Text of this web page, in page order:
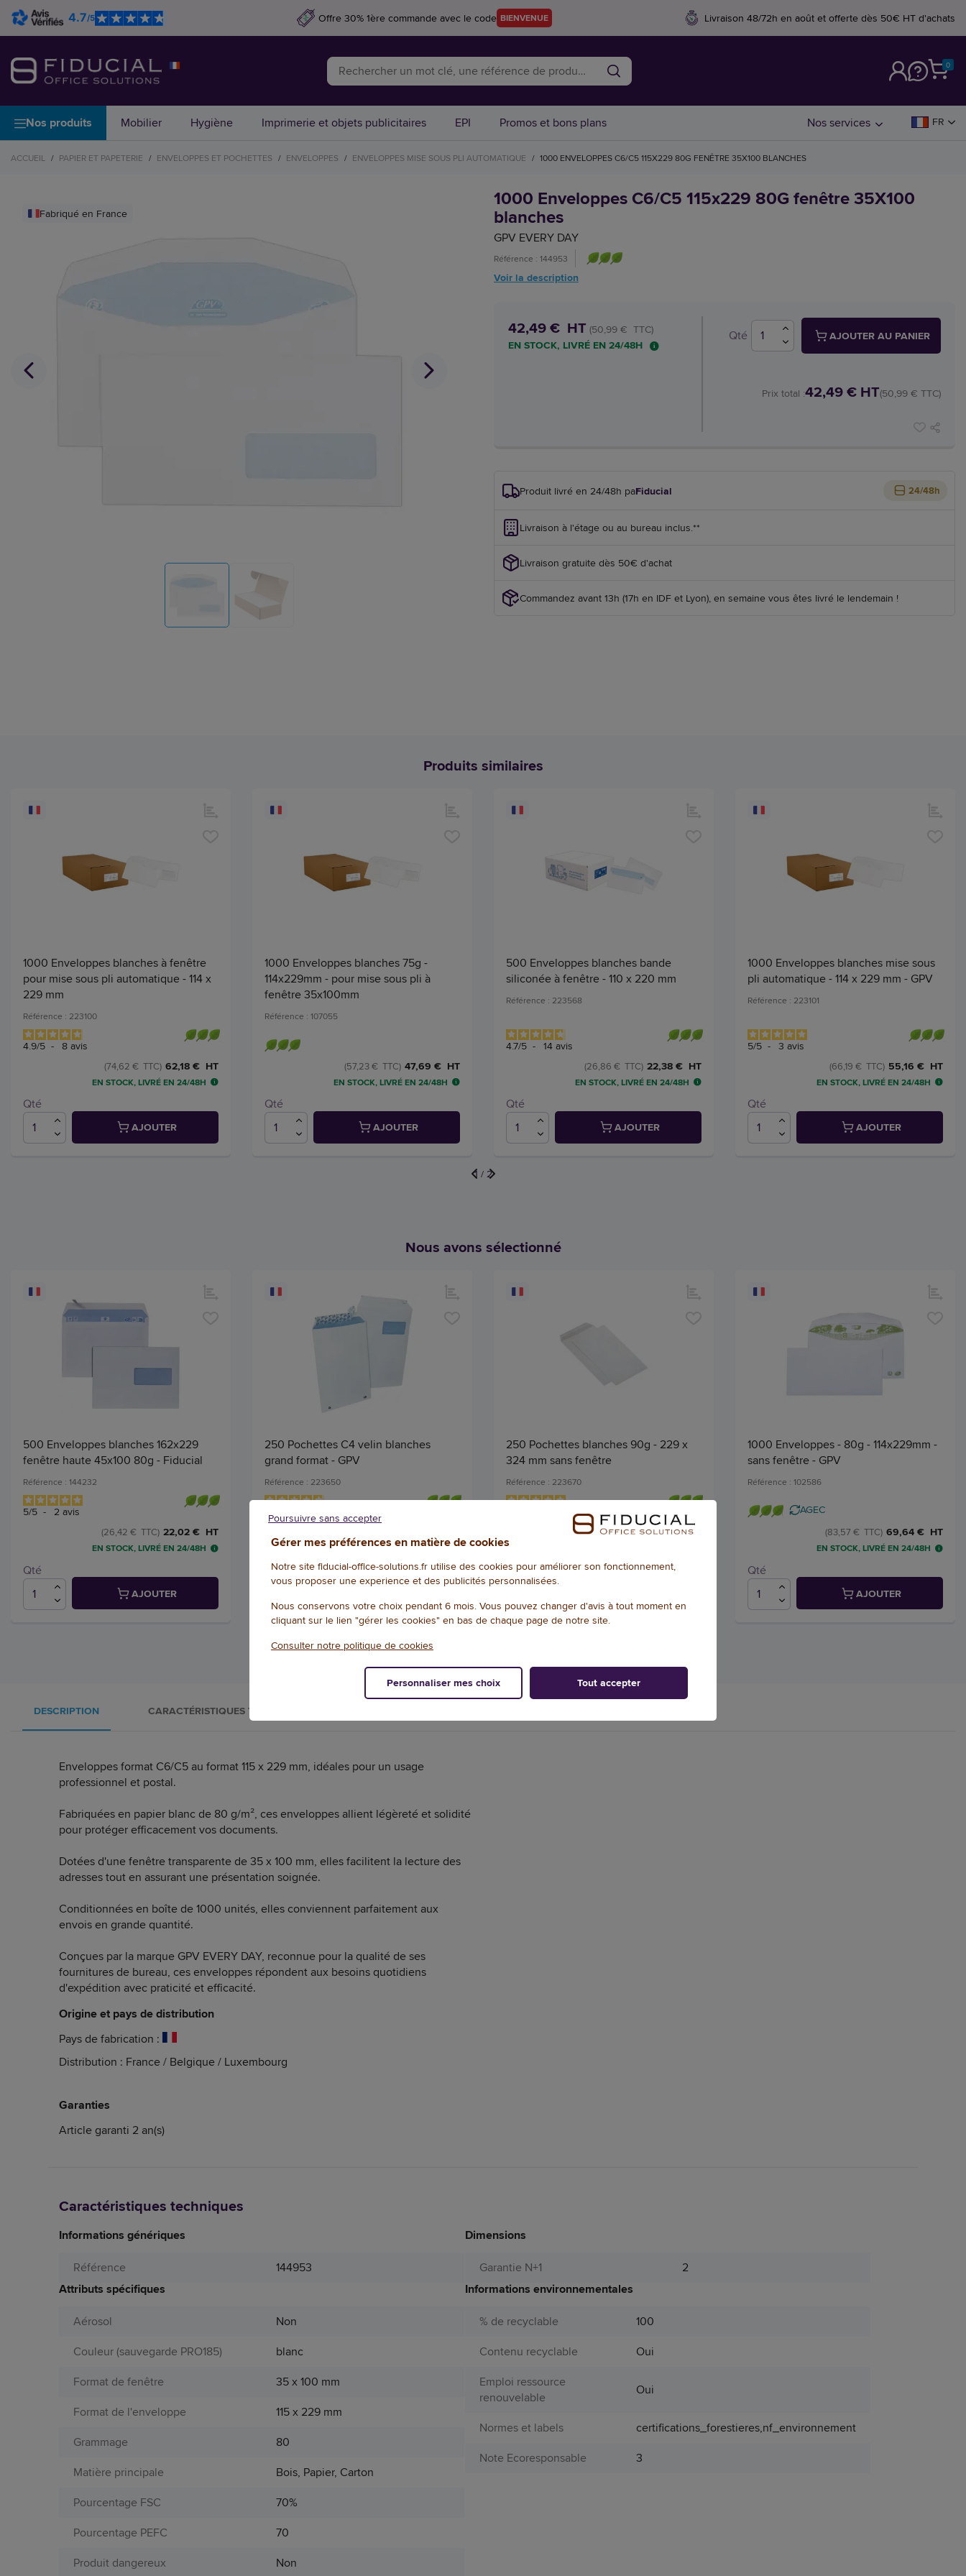
4.7/5 Offre 30% 1ère commande avec le code BIENVENUE Livraison 48/72h en août et offerte dès 50€ HT d'achats
0
Nos produits Mobilier Hygiène Imprimerie et objets publicitaires EPI Promos et bons plans Nos services FR
ACCUEIL / PAPIER ET PAPETERIE / ENVELOPPES ET POCHETTES / ENVELOPPES / ENVELOPPES MISE SOUS PLI AUTOMATIQUE / 1000 ENVELOPPES C6/C5 115X229 80G FENÊTRE 35X100 BLANCHES
Fabriqué en France
1000 Enveloppes C6/C5 115x229 80G fenêtre 35X100
blanches
GPV EVERY DAY
Référence : 144953
Voir la description
42,49 € HT (50,99 € TTC)
EN STOCK, LIVRÉ EN 24/48H
Qté AJOUTER AU PANIER
Prix total :42,49 € HT(50,99 € TTC)
Produit livré en 24/48h parFiducial 24/48h
Livraison à l'étage ou au bureau inclus.**
Livraison gratuite dès 50€ d'achat
Commandez avant 13h (17h en IDF et Lyon), en semaine vous êtes livré le lendemain !
Produits similaires
1000 Enveloppes blanches à fenêtre
pour mise sous pli automatique - 114 x
229 mm
Référence : 223100
4.9/5 - 8 avis
62,18 € HT
(74,62 € TTC)
EN STOCK, LIVRÉ EN 24/48H
Qté
AJOUTER
1000 Enveloppes blanches 75g -
114x229mm - pour mise sous pli à
fenêtre 35x100mm
Référence : 107055
47,69 € HT
(57,23 € TTC)
EN STOCK, LIVRÉ EN 24/48H
Qté
AJOUTER
500 Enveloppes blanches bande
siliconée à fenêtre - 110 x 220 mm
Référence : 223568
4.7/5 - 14 avis
22,38 € HT
(26,86 € TTC)
EN STOCK, LIVRÉ EN 24/48H
Qté
AJOUTER
1000 Enveloppes blanches mise sous
pli automatique - 114 x 229 mm - GPV
Référence : 223101
5/5 - 3 avis
55,16 € HT
(66,19 € TTC)
EN STOCK, LIVRÉ EN 24/48H
Qté
AJOUTER
1 / 2
Nous avons sélectionné
500 Enveloppes blanches 162x229
fenêtre haute 45x100 80g - Fiducial
Référence : 144232
5/5 - 2 avis
22,02 € HT
(26,42 € TTC)
EN STOCK, LIVRÉ EN 24/48H
Qté
AJOUTER
250 Pochettes C4 velin blanches
grand format - GPV
Référence : 223650
4.8
EN STOCK, LIVRÉ EN 24/48H
Qté
250 Pochettes blanches 90g - 229 x
324 mm sans fenêtre
Référence : 223670
46,75 € HT
(56,10 € TTC)
Qté
1000 Enveloppes - 80g - 114x229mm -
sans fenêtre - GPV
Référence : 102586
AGEC
69,64 € HT
(83,57 € TTC)
EN STOCK, LIVRÉ EN 24/48H
Qté
AJOUTER
DESCRIPTION CARACTÉRISTIQUES TECHNIQUES
Enveloppes format C6/C5 au format 115 x 229 mm, idéales pour un usage
professionnel et postal.
Fabriquées en papier blanc de 80 g/m², ces enveloppes allient légèreté et solidité
pour protéger efficacement vos documents.
Dotées d'une fenêtre transparente de 35 x 100 mm, elles facilitent la lecture des
adresses tout en assurant une présentation soignée.
Conditionnées en boîte de 1000 unités, elles conviennent parfaitement aux
envois en grande quantité.
Conçues par la marque GPV EVERY DAY, reconnue pour la qualité de ses
fournitures de bureau, ces enveloppes répondent aux besoins quotidiens
d'expédition avec praticité et efficacité.
Origine et pays de distribution
Pays de fabrication :
Distribution : France / Belgique / Luxembourg
Garanties
Article garanti 2 an(s)
Caractéristiques techniques
Informations génériques
Référence
144953
Dimensions
Garantie N+1
2
Attributs spécifiques
Aérosol
Non
Couleur (sauvegarde PRO185)
blanc
Format de fenêtre
35 x 100 mm
Format de l'enveloppe
115 x 229 mm
Grammage
80
Matière principale
Bois, Papier, Carton
Pourcentage FSC
70%
Pourcentage PEFC
70
Produit dangereux
Non
Informations environnementales
% de recyclable
100
Contenu recyclable
Oui
Emploi ressource
renouvelable
Oui
Normes et labels
certifications_forestieres,nf_environnement
Note Ecoresponsable
3
Gérer mes préférences en matière de cookies
Notre site fiducial-office-solutions.fr utilise des cookies pour améliorer son fonctionnement,
vous proposer une experience et des publicités personnalisées.
Nous conservons votre choix pendant 6 mois. Vous pouvez changer d'avis à tout moment en
cliquant sur le lien "gérer les cookies" en bas de chaque page de notre site.
Consulter notre politique de cookies
Poursuivre sans accepter
Personnaliser mes choix Tout accepter